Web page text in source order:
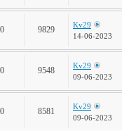
0 9829
Kv29
14-06-2023
0 9548
Kv29
09-06-2023
0 8581
Kv29
09-06-2023